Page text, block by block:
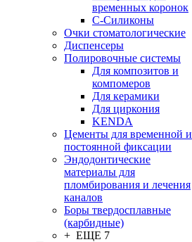
временных коронок
С-Силиконы
Очки стоматологические
Диспенсеры
Полировочные системы
Для композитов и
компомеров
Для керамики
Для циркония
KENDA
Цементы для временной и
постоянной фиксации
Эндодонтические
материалы для
пломбирования и лечения
каналов
Боры твердосплавные
(карбидные)
+ ЕЩЕ 7